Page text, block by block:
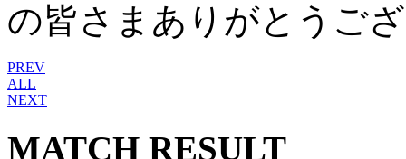
の皆さまありがとうご
PREV
ALL
NEXT
MATCH RESULT